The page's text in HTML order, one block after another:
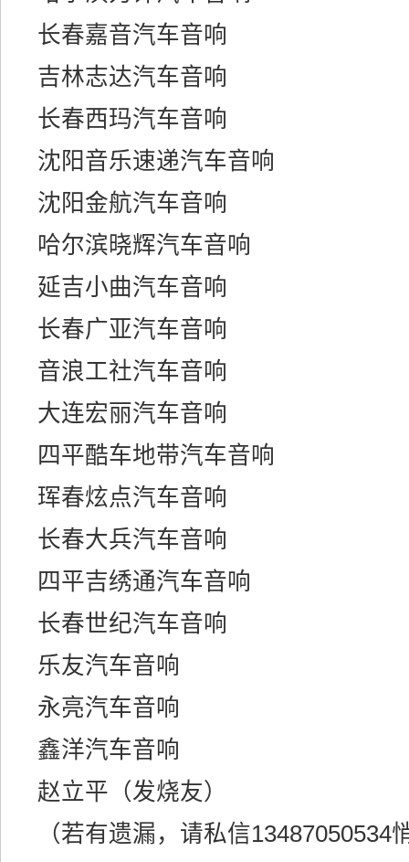
长春嘉音汽车音响
吉林志达汽车音响
长春西玛汽车音响
沈阳音乐速递汽车音响
沈阳金航汽车音响
哈尔滨晓辉汽车音响
延吉小曲汽车音响
长春广亚汽车音响
音浪工社汽车音响
大连宏丽汽车音响
四平酷车地带汽车音响
珲春炫点汽车音响
长春大兵汽车音响
四平吉绣通汽车音响
长春世纪汽车音响
乐友汽车音响
永亮汽车音响
鑫洋汽车音响
赵立平（发烧友）
（若有遗漏，请私信13487050534